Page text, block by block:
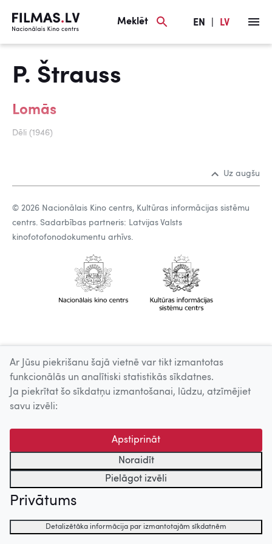
Meklēt EN LV
P. Štrauss
Lomās
Dēli (1946)
Uz augšu
© 2026 Nacionālais Kino centrs, Kultūras informācijas sistēmu
centrs. Sadarbības partneris: Latvijas Valsts
kinofotofonodokumentu arhīvs.
Ar Jūsu piekrišanu šajā vietnē var tikt izmantotas
funkcionālās un analītiski statistikās sīkdatnes.
Ja piekrītat šo sīkdatņu izmantošanai, lūdzu, atzīmējiet
savu izvēli:
Apstiprināt
Noraidīt
Pielāgot izvēli
Privātums
Detalizētāka informācija par izmantotajām sīkdatnēm